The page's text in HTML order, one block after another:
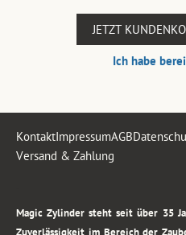
JETZT
Ich habe
KontaktImpressumAGB
Versand & Zahlung
Magic Zylinder steht seit über 35
Zuverlässigkeit im Bereich der